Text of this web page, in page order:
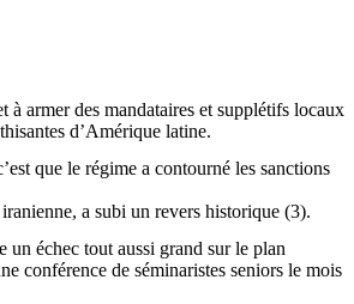
à armer des mandataires et supplétifs locaux
d’Amérique latine.
que le régime a contourné les sanctions
a subi un revers historique (3).
échec tout aussi grand sur le plan
conférence de séminaristes seniors le mois